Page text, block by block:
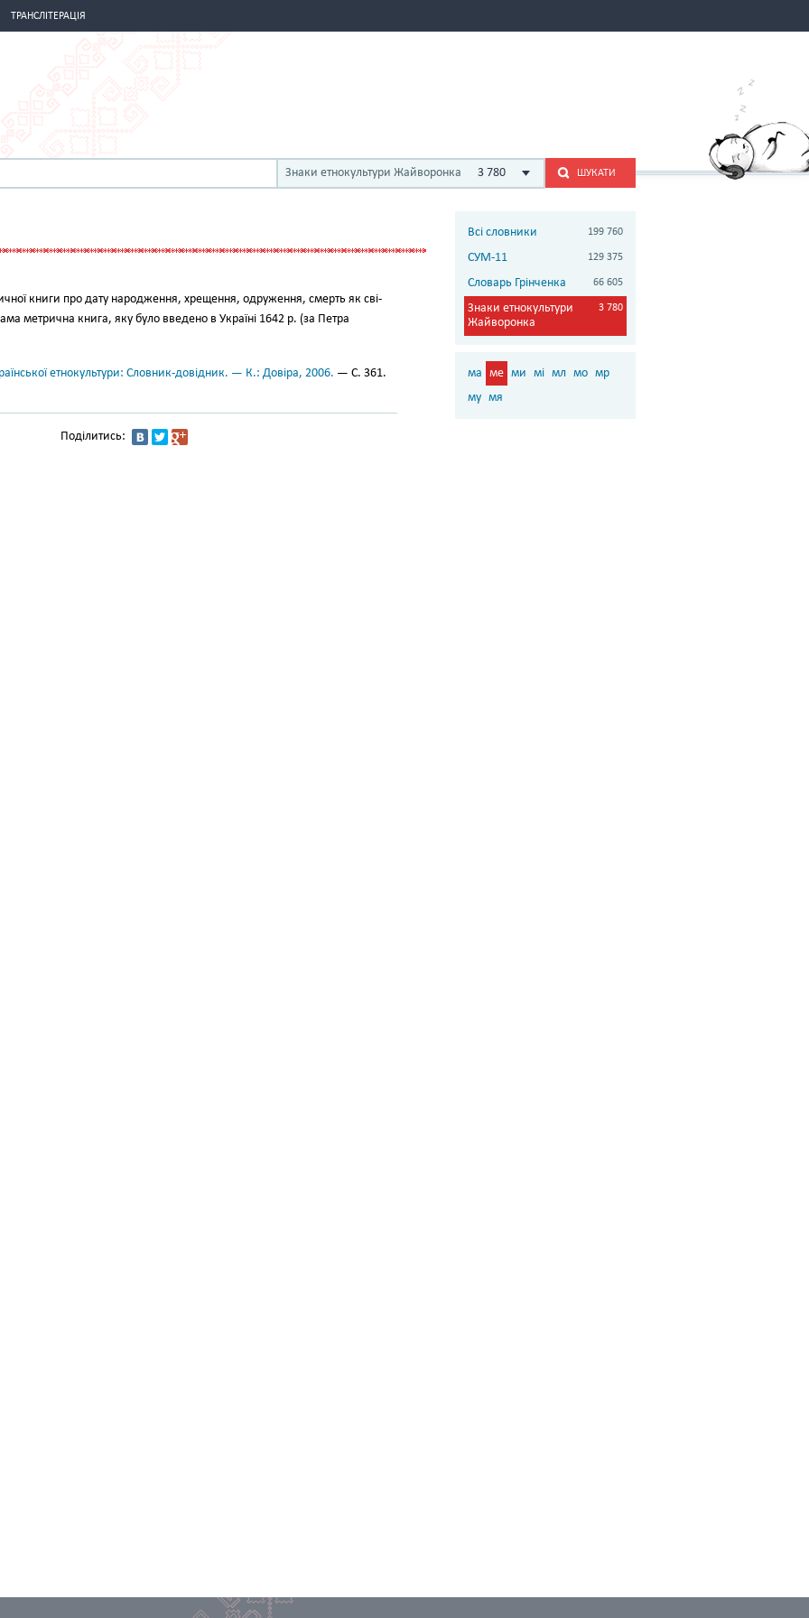
ТРАНСЛІТЕРАЦІЯ
Знаки етнокультури Жайворонка 3 780 ШУКАТИ
книги про дату народження, хре­щення, одруження, смерть як сві­
метрична книга, яку було введено в Україні 1642 р. (за Петра
етнокультури: Словник-довідник. — К.: Довіра, 2006. — С. 361.
Поділитись:
Всі словники 199 760
СУМ-11 129 375
Словарь Грінченка 66 605
Знаки етнокультури
Жайворонка
3 780
ма ме ми мі мл мо мр
му мя